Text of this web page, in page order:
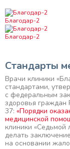
Благодар-2
Благодар-2
Стандарты
Врачи клиники
стандартами,
с федеральным
здоровья граждан
37: «Порядки
медицинской
клиники «Седьмой
делать
на основании